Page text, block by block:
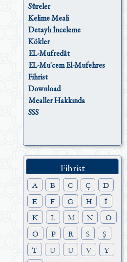
Sûreler
Kelime Meali
Detaylı İnceleme
Kökler
EL-Mufredât
EL-Mu'cem El-Mufehres
Fihrist
Download
Mealler Hakkında
SSS
Fihrist
A B C Ç
D
E
F G H
İ
K
L M N
O
Ö
P R S
Ş
T
U Ü V Y